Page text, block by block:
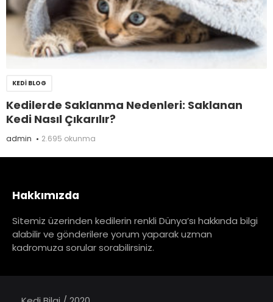
KEDI BLOG
Kedilerde Saklanma Nedenleri: Saklanan
Kedi Nasıl Çıkarılır?
admin 2.695 okunma
Hakkımızda
Sitemiz üzerinden kedilerin renkli Dünya’sı hakkında bilgi
alabilir ve gönderilere yorum yaparak uzman
kadromuza sorular sorabilirsiniz.